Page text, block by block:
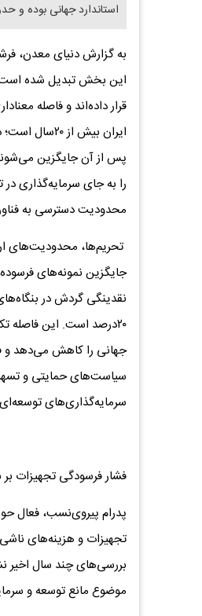
استاندارد جهانی بوده و حدود ۴۰درصد نقدینگی بنگاه‌ها صرف تعمیرات
به گزارش دنیای معدن،
این بخش تبدیل شده است.
قرار داده‌اند و فاصله
ایران بیش
پس از آن جایگزین
را به جای سرمایه‌گذاری
محدودیت دسترسی به
تحریم‌ها، محدودیت‌های
نقدینگی گردش در
۲۰درصد است. این فاصله
جهانی را کاهش می‌دهد و
سیاست‌های حمایتی و
سرمایه‌گذاری‌های
فشار فرسودگی تجهیزات بر
پدرام پیروی‌نسب، فعال
تجهیزات و هزینه‌های ناشی
بررسی‌های چند سال اخیر
موضوع مانع توسعه و